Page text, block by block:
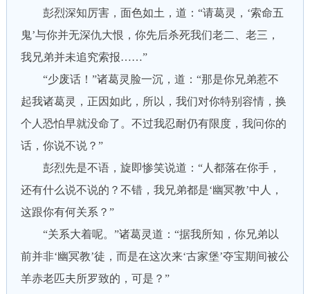
彭烈深知厉害，面色如土，道：“请葛灵，‘索命五
鬼’与你并无深仇大恨，你先后杀死我们老二、老三，
我兄弟并未追究索报……”
“少废话！”诸葛灵脸一沉，道：“那是你兄弟惹不
起我诸葛灵，正因如此，所以，我们对你特别容情，换
个人恐怕早就没命了。不过我忍耐仍有限度，我问你的
话，你说不说？”
彭烈先是不语，旋即惨笑说道：“人都落在你手，
还有什么说不说的？不错，我兄弟都是‘幽冥教’中人，
这跟你有何关系？”
“关系大着呢。”诸葛灵道：“据我所知，你兄弟以
前并非‘幽冥教’徒，而是在这次来‘古家堡’夺宝期间被公
羊赤老匹夫所罗致的，可是？”